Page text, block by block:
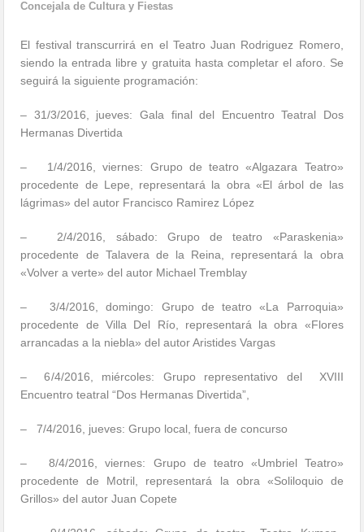
Concejala de Cultura y Fiestas
El festival transcurrirá en el Teatro Juan Rodriguez Romero,
siendo la entrada libre y gratuita hasta completar el aforo. Se
seguirá la siguiente programación:
– 31/3/2016, jueves: Gala final del Encuentro Teatral Dos
Hermanas Divertida
– 1/4/2016, viernes: Grupo de teatro «Algazara Teatro»
procedente de Lepe, representará la obra «El árbol de las
lágrimas» del autor Francisco Ramirez López
– 2/4/2016, sábado: Grupo de teatro «Paraskenia»
procedente de Talavera de la Reina, representará la obra
«Volver a verte» del autor Michael Tremblay
– 3/4/2016, domingo: Grupo de teatro «La Parroquia»
procedente de Villa Del Río, representará la obra «Flores
arrancadas a la niebla» del autor Aristides Vargas
– 6/4/2016, miércoles: Grupo representativo del XVIII
Encuentro teatral “Dos Hermanas Divertida”,
– 7/4/2016, jueves: Grupo local, fuera de concurso
– 8/4/2016, viernes: Grupo de teatro «Umbriel Teatro»
procedente de Motril, representará la obra «Soliloquio de
Grillos» del autor Juan Copete